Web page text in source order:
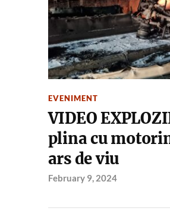
EVENIMENT
VIDEO
plina cu
ars de viu
February 9, 2024